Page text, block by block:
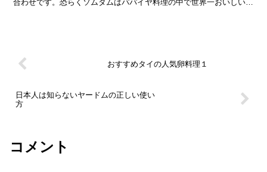
合わせです。恐らくソムタムはパパイヤ料理の中で世界一おいしい。
おすすめタイの人気卵料理１
日本人は知らないヤードムの正しい使い
方
コメント